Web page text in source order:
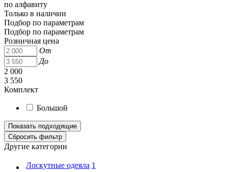
по алфавиту
Только в наличии
Подбор по параметрам
Подбор по параметрам
Розничная цена
От
До
2 000
3 550
Комплект
Большой
Другие категории
Лоскутные одеяла 1